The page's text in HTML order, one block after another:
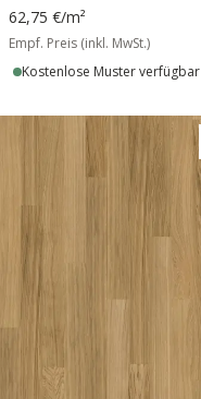
62,75 €/m²
Empf. Preis (inkl. MwSt.)
Kostenlose Muster verfügbar